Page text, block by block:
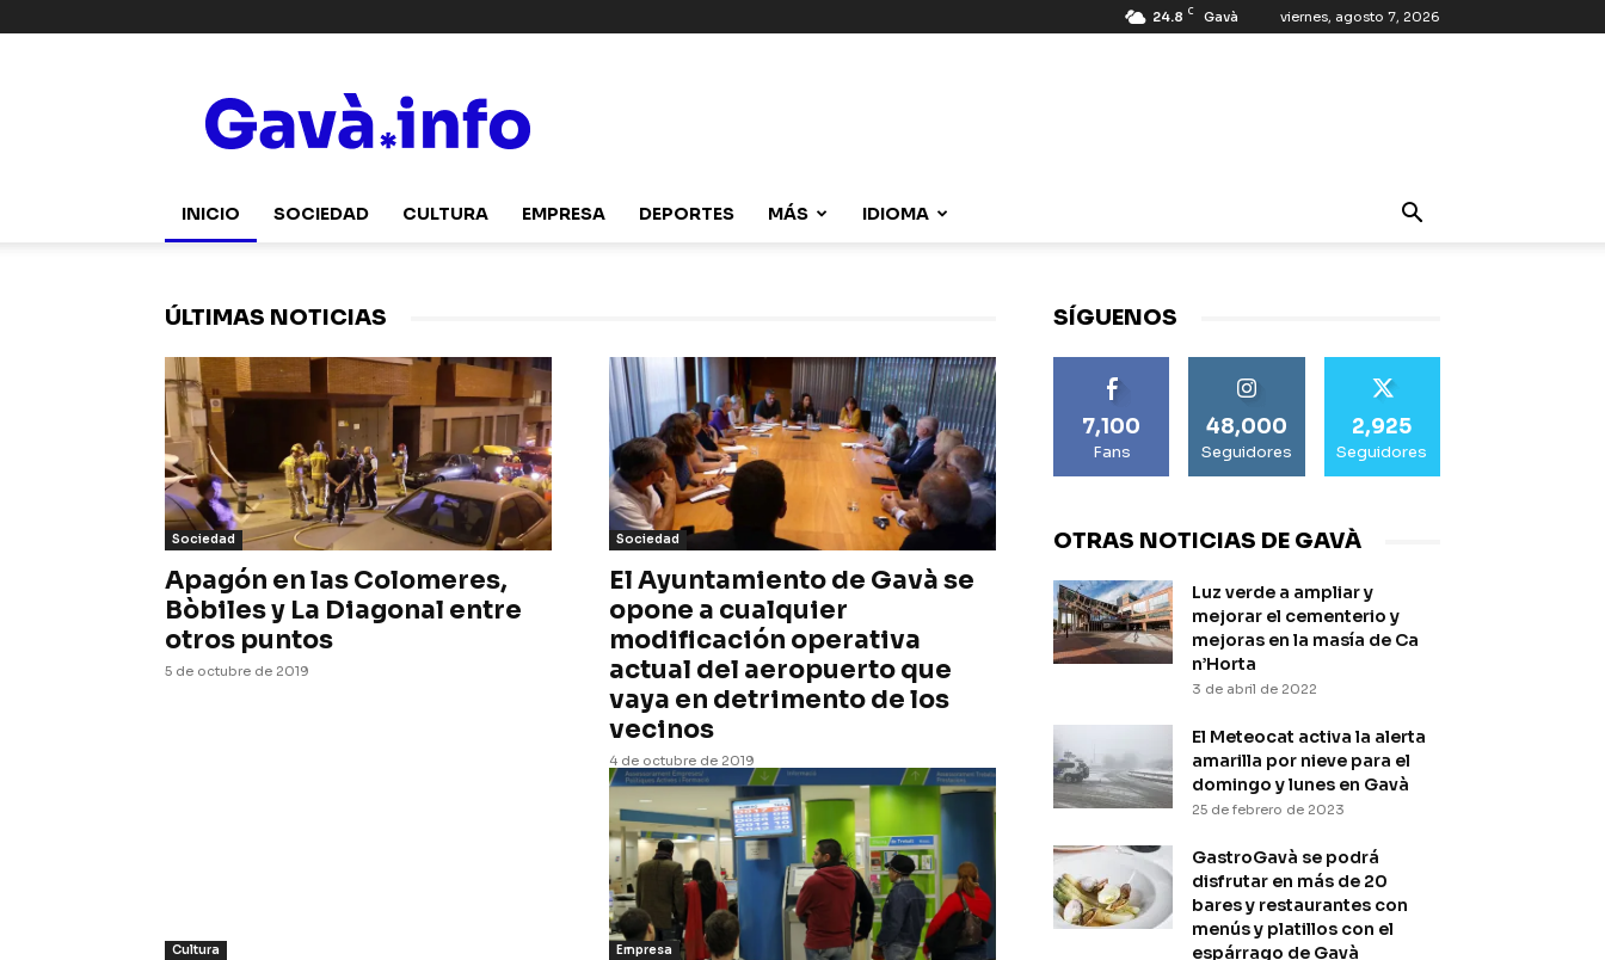
24.8 C Gavà viernes, agosto 7, 2026
INICIO SOCIEDAD CULTURA EMPRESA DEPORTES MÁS IDIOMA
ÚLTIMAS NOTICIAS
Sociedad
Apagón en las Colomeres,
Bòbiles y La Diagonal entre
otros puntos
5 de octubre de 2019
Sociedad
El Ayuntamiento de Gavà se
opone a cualquier
modificación operativa
actual del aeropuerto que
vaya en detrimento de los
vecinos
4 de octubre de 2019
Cultura Empresa
SÍGUENOS
7,100
Fans
48,000
Seguidores
2,925
Seguidores
OTRAS NOTICIAS DE GAVÀ
Luz verde a ampliar y
mejorar el cementerio y
mejoras en la masía de Ca
n’Horta
3 de abril de 2022
El Meteocat activa la alerta
amarilla por nieve para el
domingo y lunes en Gavà
25 de febrero de 2023
GastroGavà se podrá
disfrutar en más de 20
bares y restaurantes con
menús y platillos con el
espárrago de Gavà